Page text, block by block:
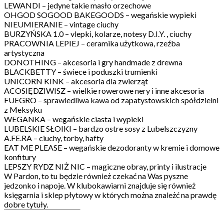
LEWANDI – jedyne takie masło orzechowe
OHGOD SOGOOD BAKEGOODS – wegańskie wypieki
NIEUMIERANIE – vintage ciuchy
BURZYŃSKA 1.0 – vlepki, kolarze, notesy D.I.Y. , ciuchy
PRACOWNIA LEPIEJ – ceramika użytkowa, rzeźba
artystyczna
DONOTHING – akcesoria i gry handmade z drewna
BLACKBETTY – świece i poduszki trumienki
UNICORN KINK – akcesoria dla zwierząt
ACOSIĘDZIWISZ – wielkie rowerowe nery i inne akcesoria
FUEGRO – sprawiedliwa kawa od zapatystowskich spółdzielni
z Meksyku
WEGANKA – wegańskie ciasta i wypieki
LUBELSKIE SŁOIKI – bardzo ostre sosy z Lubelszczyzny
A.FE.RA – ciuchy, torby, hafty
EAT ME PLEASE – wegańskie dezodoranty w kremie i domowe
konfitury
LEPSZY RYDZ NIŻ NIC – magiczne obray, printy i ilustracje
W Pardon, to tu będzie również czekać na Was pyszne
jedzonko i napoje. W klubokawiarni znajduje się również
księgarnia i sklep płytowy w których można znależć na prawdę
dobre tytuły.